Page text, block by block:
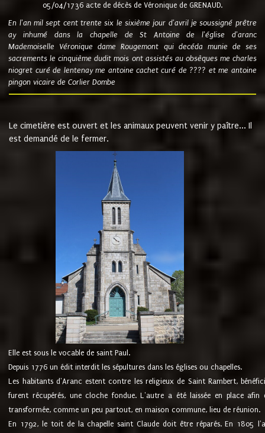
05/04/1736 acte de décès de Véronique de GRENAUD.
En l'an mil sept cent trente six le sixième jour d'avril je soussigné prêtre
ay inhumé dans la chapelle de St Antoine de l'église d'aranc
Mademoiselle Véronique dame Rougemont qui decéda munie de ses
sacrements le cinquième dudit mois ont assistés au obsèques me charles
niogret curé de lentenay me antoine cachet curé de ???? et me antoine
pingon vicaire de Corlier Dombe
Le cimetière est ouvert et les animaux peuvent venir y paître... Il
est demandé de le fermer.
Elle est sous le vocable de saint Paul.
Depuis 1776 un édit interdit les sépultures dans les églises ou chapelles.
Les habitants d'Aranc estent contre les religieux de Saint Rambert,
furent récupérés, une cloche fondue. L'autre a été laissée en place
transformée, comme un peu partout, en maison commune, lieu de réunion.
En 1792, le toit de la chapelle saint Claude doit être réparés. En 1805